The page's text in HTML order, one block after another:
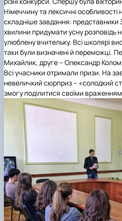
Німеччину та лексичні особливості
складніше завдання: представники
хвилини придумати усну
улюблену вчительку. Всі школярі
таки були визначені й переможці.
Михайлик, друге – Олександр
Всі учасники отримали призи. На
невеличкий сюрприз – «солодкий
змогу поділитися своїми